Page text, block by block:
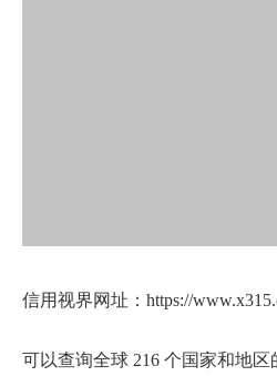
信用视界网址： https://
可以查询全球 216 个国家和地